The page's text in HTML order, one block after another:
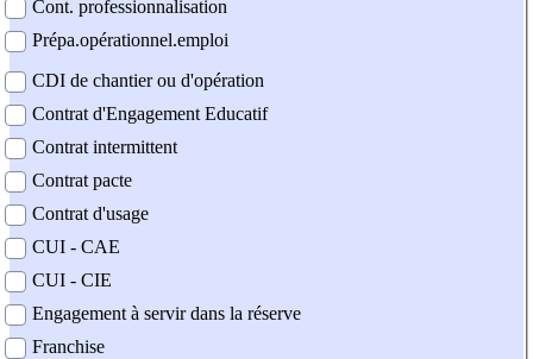
Cont. professionnalisation
Prépa.opérationnel.emploi
CDI de chantier ou d'opération
Contrat d'Engagement Educatif
Contrat intermittent
Contrat pacte
Contrat d'usage
CUI - CAE
CUI - CIE
Engagement à servir dans la réserve
Franchise